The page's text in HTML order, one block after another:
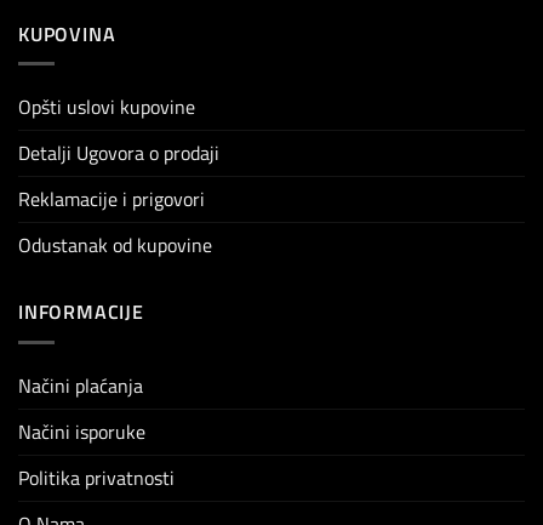
KUPOVINA
Opšti uslovi kupovine
Detalji Ugovora o prodaji
Reklamacije i prigovori
Odustanak od kupovine
INFORMACIJE
Načini plaćanja
Načini isporuke
Politika privatnosti